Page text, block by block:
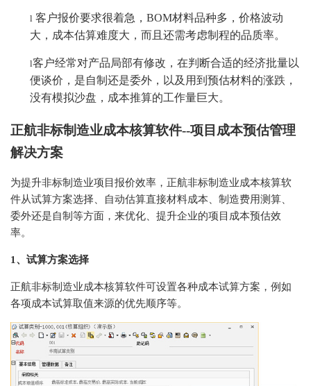
l 客户报价要求很着急，BOM材料品种多，价格波动
大，成本估算难度大，而且还需考虑制程的品质率。
l客户经常对产品局部有修改，在判断合适的经济批量以
便谈价，是自制还是委外，以及用到预估材料的涨跌，
没有模拟沙盘，成本推算的工作量巨大。
正航非标制造业成本核算软件--项目成本预估管理
解决方案
为提升非标制造业项目报价效率，正航非标制造业成本核算软
件从试算方案选择、自动估算直接材料成本、制造费用测算、
委外还是自制等方面，来优化、提升企业的项目成本预估效
率。
1、试算方案选择
正航非标制造业成本核算软件可设置各种成本试算方案，例如
各项成本试算取值来源的优先顺序等。